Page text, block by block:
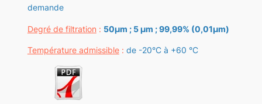
demande
Degré de filtration : 50µm ; 5 µm ; 99,99% (0,01µm)
Température admissible: de -20°C à +60 °C